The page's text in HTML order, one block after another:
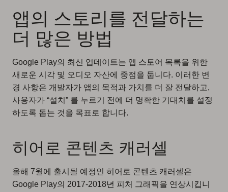
앱의 스토리를 전달하는
더 많은 방법
Google Play의 최신 업데이트는 앱 스토어 목록을 위한
새로운 시각 및 오디오 자산에 중점을 둡니다. 이러한 변
경 사항은 개발자가 앱의 목적과 가치를 더 잘 전달하고,
사용자가 “설치” 를 누르기 전에 더 명확한 기대치를 설정
하도록 돕는 것을 목표로 합니다.
히어로 콘텐츠 캐러셀
올해 7월에 출시될 예정인 히어로 콘텐츠 캐러셀은
Google Play의 2017-2018년 피처 그래픽을 연상시킵니